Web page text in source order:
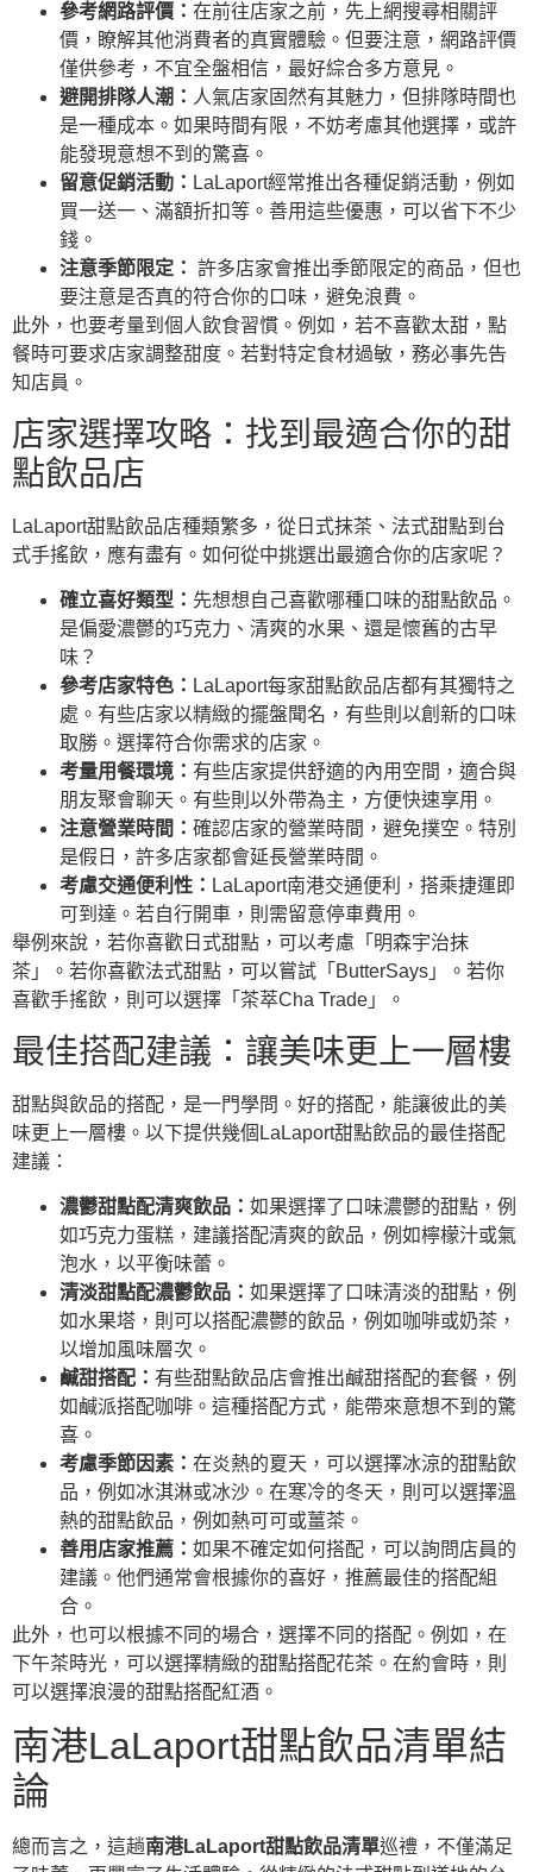
參考網路評價： 在前往店家之前，先上網搜尋相關評
價，瞭解其他消費者的真實體驗。但要注意，網路評價
僅供參考，不宜全盤相信，最好綜合多方意見。
避開排隊人潮： 人氣店家固然有其魅力，但排隊時間也
是一種成本。如果時間有限，不妨考慮其他選擇，或許
能發現意想不到的驚喜。
留意促銷活動： LaLaport經常推出各種促銷活動，例如
買一送一、滿額折扣等。善用這些優惠，可以省下不少
錢。
注意季節限定： 許多店家會推出季節限定的商品，但也
要注意是否真的符合你的口味，避免浪費。
此外，也要考量到個人飲食習慣。例如，若不喜歡太甜，點
餐時可要求店家調整甜度。若對特定食材過敏，務必事先告
知店員。
店家選擇攻略：找到最適合你的甜
點飲品店
LaLaport甜點飲品店種類繁多，從日式抹茶、法式甜點到台
式手搖飲，應有盡有。如何從中挑選出最適合你的店家呢？
確立喜好類型： 先想想自己喜歡哪種口味的甜點飲品。
是偏愛濃鬱的巧克力、清爽的水果、還是懷舊的古早
味？
參考店家特色： LaLaport每家甜點飲品店都有其獨特之
處。有些店家以精緻的擺盤聞名，有些則以創新的口味
取勝。選擇符合你需求的店家。
考量用餐環境： 有些店家提供舒適的內用空間，適合與
朋友聚會聊天。有些則以外帶為主，方便快速享用。
注意營業時間： 確認店家的營業時間，避免撲空。特別
是假日，許多店家都會延長營業時間。
考慮交通便利性： LaLaport南港交通便利，搭乘捷運即
可到達。若自行開車，則需留意停車費用。
舉例來說，若你喜歡日式甜點，可以考慮「明森宇治抹
茶」。若你喜歡法式甜點，可以嘗試「ButterSays」。若你
喜歡手搖飲，則可以選擇「茶萃Cha Trade」。
最佳搭配建議：讓美味更上一層樓
甜點與飲品的搭配，是一門學問。好的搭配，能讓彼此的美
味更上一層樓。以下提供幾個LaLaport甜點飲品的最佳搭配
建議：
濃鬱甜點配清爽飲品： 如果選擇了口味濃鬱的甜點，例
如巧克力蛋糕，建議搭配清爽的飲品，例如檸檬汁或氣
泡水，以平衡味蕾。
清淡甜點配濃鬱飲品： 如果選擇了口味清淡的甜點，例
如水果塔，則可以搭配濃鬱的飲品，例如咖啡或奶茶，
以增加風味層次。
鹹甜搭配： 有些甜點飲品店會推出鹹甜搭配的套餐，例
如鹹派搭配咖啡。這種搭配方式，能帶來意想不到的驚
喜。
考慮季節因素： 在炎熱的夏天，可以選擇冰涼的甜點飲
品，例如冰淇淋或冰沙。在寒冷的冬天，則可以選擇溫
熱的甜點飲品，例如熱可可或薑茶。
善用店家推薦： 如果不確定如何搭配，可以詢問店員的
建議。他們通常會根據你的喜好，推薦最佳的搭配組
合。
此外，也可以根據不同的場合，選擇不同的搭配。例如，在
下午茶時光，可以選擇精緻的甜點搭配花茶。在約會時，則
可以選擇浪漫的甜點搭配紅酒。
南港LaLaport甜點飲品清單結
論
總而言之，這趟南港LaLaport甜點飲品清單巡禮，不僅滿足